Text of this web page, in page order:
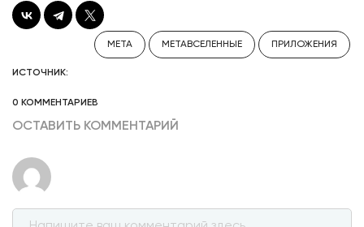
META МЕТАВСЕЛЕННЫЕ ПРИЛОЖЕНИЯ
ИСТОЧНИК:
0 КОММЕНТАРИЕВ
ОСТАВИТЬ КОММЕНТАРИЙ